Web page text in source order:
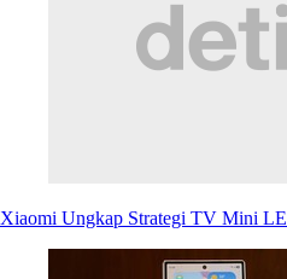
Xiaomi Ungkap Strategi TV Mini